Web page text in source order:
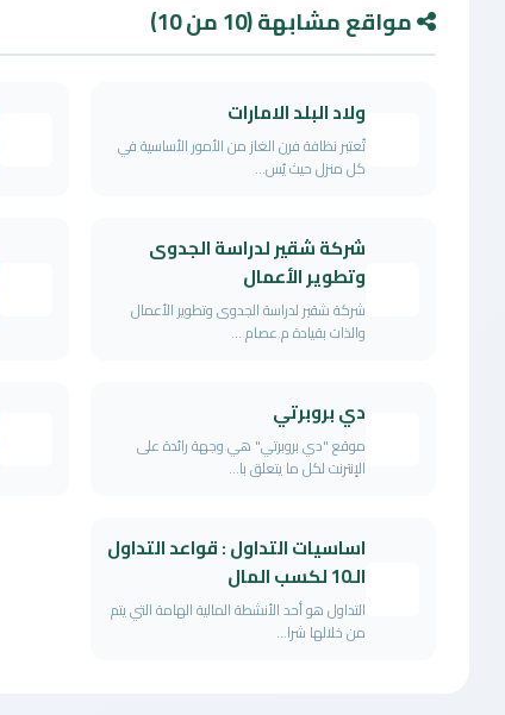
مواقع مشابهة (10 من 10)
ولاد البلد الامارات
تُعتبر نظافة فرن الغاز من الأمور الأساسية في
كل منزل حيث يُس...
شركة شقير لدراسة الجدوى
وتطوير الأعمال
شركة شقير لدراسة الجدوى وتطوير الأعمال
والذات بقيادة م.عصام ...
دي بروبرتي
موقع "دي بروبرتي" هي وجهة رائدة على
الإنترنت لكل ما يتعلق با...
اساسيات التداول : قواعد التداول
الـ10 لكسب المال
التداول هو أحد الأنشطة المالية الهامة التي يتم
من خلالها شرا...